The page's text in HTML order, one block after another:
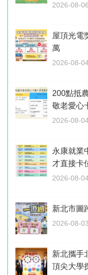
2026-08-
屋頂光電
萬
2026-08-
200點抵
敬老愛心
2026-08-
永康就業
才直接卡
2026-08-
新北市圖
2026-08-
新北攜手
頂尖大學